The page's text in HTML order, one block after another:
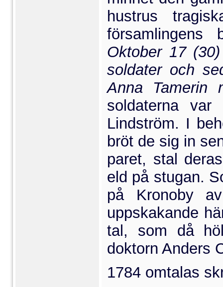
hustrus
församlingens
Oktober 17
soldater och
Anna
soldaterna
Lindström. I
bröt de sig in
paret, stal
eld på stugan.
på Kronoby
uppskakande
tal, som då
doktorn Anders
1784 omtalas